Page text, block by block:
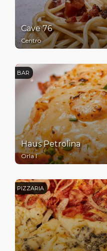
Cave 76
Centro
BAR
Haus Petrolina
Orla I
PIZZARIA